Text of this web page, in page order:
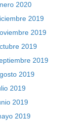
2020
2019
2019
2019
2019
2019
2019
2019
2019